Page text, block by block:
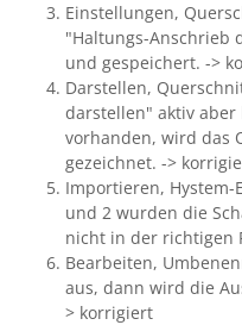
Einstellungen,
"Haltungs-Anschrieb
und gespeichert. ->
Darstellen,
darstellen" aktiv aber
vorhanden, wird das
gezeichnet. ->
Importieren, Hystem-
und 2 wurden die
nicht in der richtigen
Bearbeiten,
aus, dann wird die
> korrigiert